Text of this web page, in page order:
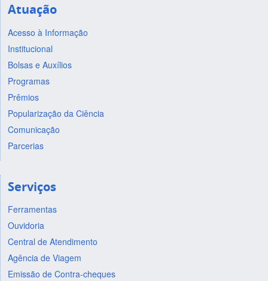
Atuação
Acesso à Informação
Institucional
Bolsas e Auxílios
Programas
Prêmios
Popularização da Ciência
Comunicação
Parcerias
Serviços
Ferramentas
Ouvidoria
Central de Atendimento
Agência de Viagem
Emissão de Contra-cheques